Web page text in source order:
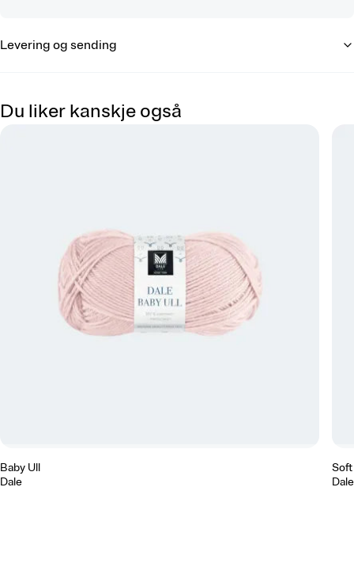
Levering og sending
Du liker kanskje også
Baby Ull
Dale
Dale